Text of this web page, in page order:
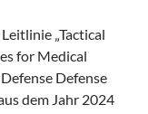
„Tactical
for Medical
Defense
dem Jahr 2024